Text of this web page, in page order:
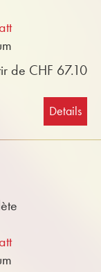
de CHF 67.10
Details